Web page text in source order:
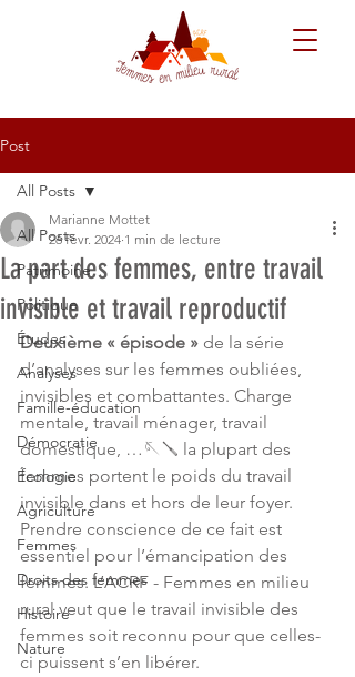
Post
All Posts
Patrimoine
Politique
Études
Analyses
Famille-éducation
Démocratie
Écologie
Agriculture
Femmes
Droits des femmes
Histoire
Nature
All Posts
La part des femmes, entre travail
invisible et travail reproductif
Marianne Mottet
26 févr. 2024 1 min de lecture
Deuxième « épisode » de la série
d’analyses sur les femmes oubliées,
invisibles et combattantes. Charge
mentale, travail ménager, travail
domestique, …🪡🪛 la plupart des
femmes portent le poids du travail
invisible dans et hors de leur foyer.
Prendre conscience de ce fait est
essentiel pour l’émancipation des
femmes. L’ACRF - Femmes en milieu
rural veut que le travail invisible des
femmes soit reconnu pour que celles-
ci puissent s’en libérer.